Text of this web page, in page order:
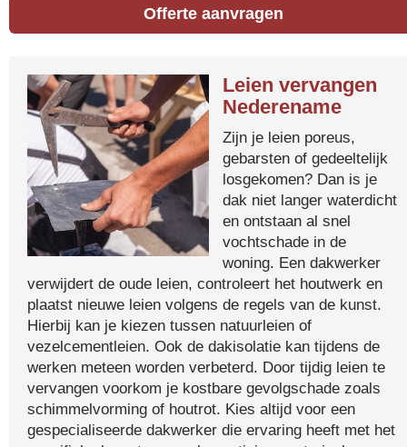
Offerte aanvragen
Leien vervangen
Nederename
Zijn je leien poreus,
gebarsten of gedeeltelijk
losgekomen? Dan is je
dak niet langer waterdicht
en ontstaan al snel
vochtschade in de
woning. Een dakwerker
verwijdert de oude leien, controleert het houtwerk en
plaatst nieuwe leien volgens de regels van de kunst.
Hierbij kan je kiezen tussen natuurleien of
vezelcementleien. Ook de dakisolatie kan tijdens de
werken meteen worden verbeterd. Door tijdig leien te
vervangen voorkom je kostbare gevolgschade zoals
schimmelvorming of houtrot. Kies altijd voor een
gespecialiseerde dakwerker die ervaring heeft met het